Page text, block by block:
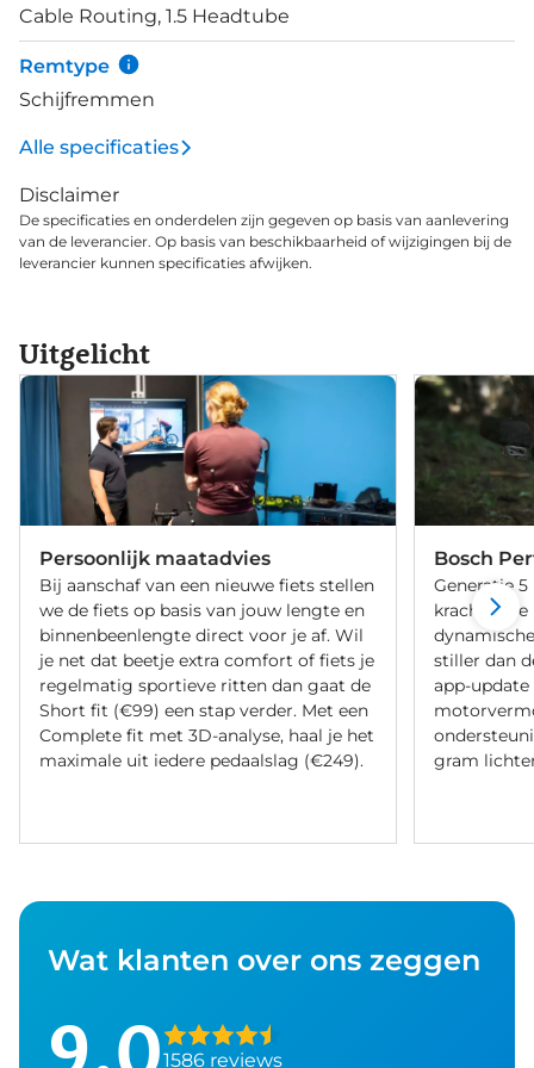
te draaien. Traploos betekent dat er geen klikjes
tussen zitten, zodat je nooit tussen twee
versnellingen zit en dus altijd de juiste kunt rijden.
Krachtige Shimano hydraulische schijfremmen,
helpen je veilig beneden te komen.
Cable Routing, 1.5 Headtube
Remtype
Schijfremmen
Alle specificaties
Disclaimer
De specificaties en onderdelen zijn gegeven op basis van aanlevering
van de leverancier. Op basis van beschikbaarheid of wijzigingen bij de
leverancier kunnen specificaties afwijken.
Uitgelicht
Persoonlijk maatadvies
Bij aanschaf van een nieuwe fiets stellen
we de fiets op basis van jouw lengte en
binnenbeenlengte direct voor je af. Wil
je net dat beetje extra comfort of fiets je
regelmatig sportieve ritten dan gaat de
Short fit (€99) een stap verder. Met een
Complete fit met 3D-analyse, haal je het
maximale uit iedere pedaalslag (€249).
Bosch
Generatie 5
krachtigste
stiller dan
app-
gram
Wat klanten over ons zeggen
9,01586 reviews